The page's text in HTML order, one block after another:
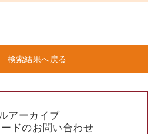
検索結果へ戻る
アーカイブ
ドのお問い合わせ